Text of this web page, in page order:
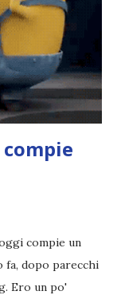
perché come
quell'anno per
Qu...
compie
compie un
fa, dopo parecchi
Ero un po'